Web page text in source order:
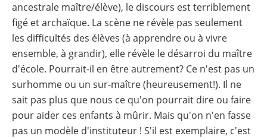
ancestrale maître/élève), le discours est terriblement
figé et archaïque. La scène ne révèle pas seulement
les difficultés des élèves (à apprendre ou à vivre
ensemble, à grandir), elle révèle le désarroi du maître
d'école. Pourrait-il en être autrement? Ce n'est pas un
surhomme ou un sur-maître (heureusement!). Il ne
sait pas plus que nous ce qu'on pourrait dire ou faire
pour aider ces enfants à mûrir. Mais qu'on n'en fasse
pas un modèle d'instituteur ! S'il est exemplaire, c'est